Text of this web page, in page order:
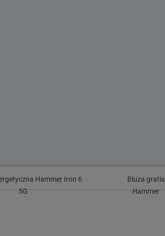
Hammer Iron 6
5G
Bluza gratis
Hammer